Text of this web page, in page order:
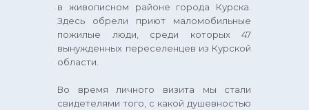
в живописном районе города Курска.
Здесь обрели приют маломобильные
пожилые люди, среди которых 47
вынужденных переселенцев из Курской
области.
Во время личного визита мы стали
свидетелями того, с какой душевностью